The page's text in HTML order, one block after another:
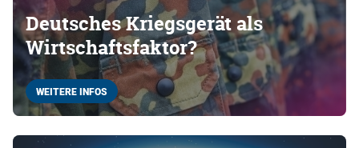
Deutsches Kriegsgerät als
Wirtschaftsfaktor?
WEITERE INFOS